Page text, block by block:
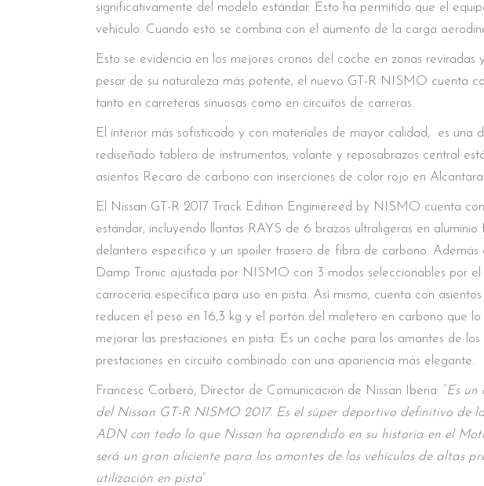
significativamente del modelo estándar. Esto ha permitido que el
vehículo. Cuando esto se combina con el aumento de la carga
Esto se evidencia en los mejores cronos del coche en zonas
pesar de su naturaleza más potente, el nuevo GT-R NISMO cuenta
tanto en carreteras sinuosas como en circuitos de carreras.
El interior más sofisticado y con materiales de mayor calidad, es una
rediseñado tablero de instrumentos, volante y reposabrazos central
asientos Recaro de carbono con inserciones de color rojo en Alcantara.
El Nissan GT-R 2017 Track Edition Enginiereed by NISMO cuenta
estándar, incluyendo llantas RAYS de 6 brazos ultraligeras en
delantero especifico y un spoiler trasero de fibra de carbono. Además
Damp Tronic ajustada por NISMO con 3 modos seleccionables por
carrocería específica para uso en pista. Así mismo, cuenta con
reducen el peso en 16,3 kg y el portón del maletero en carbono que
mejorar las prestaciones en pista. Es un coche para los amantes de
prestaciones en circuito combinado con una apariencia más elegante.
Francesc Corberó, Director de Comunicación de Nissan Iberia: “Es
del Nissan GT-R NISMO 2017. Es el súper deportivo definitivo de
ADN con todo lo que Nissan ha aprendido en su historia en el
será un gran aliciente para los amantes de los vehículos de altas
utilización en pista”.